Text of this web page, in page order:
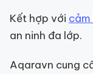
Kết hợp với cảm
an ninh đa lớp.
Aqaravn cung